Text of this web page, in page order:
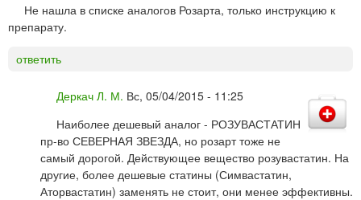
Не нашла в списке аналогов Розарта, только инструкцию к
препарату.
ответить
Деркач Л. М. Вс, 05/04/2015 - 11:25
Наиболее дешевый аналог - РОЗУВАСТАТИН
пр-во СЕВЕРНАЯ ЗВЕЗДА, но розарт тоже не
самый дорогой. Действующее вещество розувастатин. На
другие, более дешевые статины (Симвастатин,
Аторвастатин) заменять не стоит, они менее эффективны.